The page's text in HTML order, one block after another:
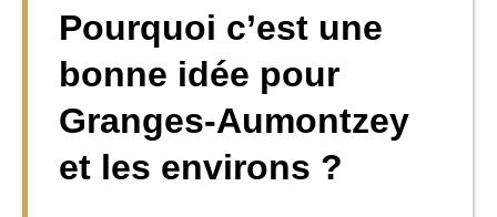
Pourquoi c’est une
bonne idée pour
Granges-Aumontzey
et les environs ?